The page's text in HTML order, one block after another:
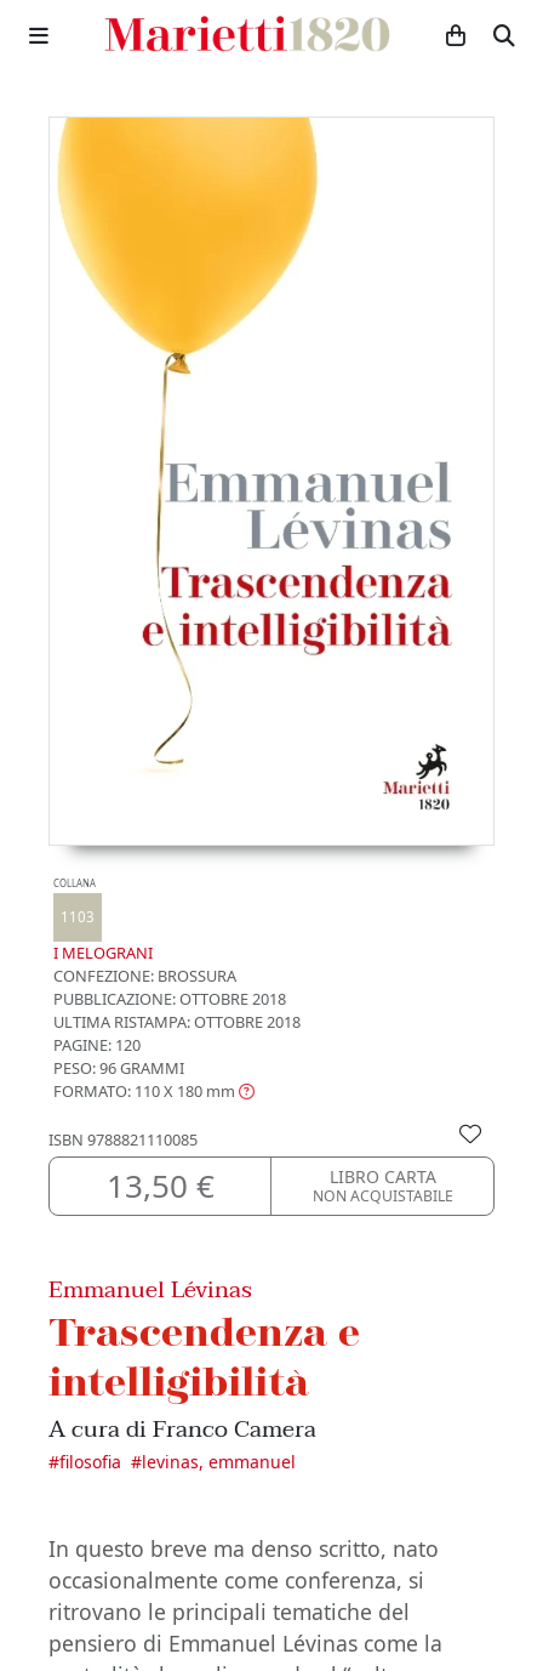
COLLANA
1103
I MELOGRANI
CONFEZIONE: BROSSURA
PUBBLICAZIONE:OTTOBRE 2018
ULTIMA RISTAMPA:OTTOBRE 2018
PAGINE: 120
PESO: 96 GRAMMI
FORMATO: 110 X 180 mm
ISBN 9788821110085
13,50 € LIBRO CARTA
NON ACQUISTABILE
Emmanuel Lévinas
Trascendenza e
intelligibilità
A cura di Franco Camera
#filosofia #levinas, emmanuel
In questo breve ma denso scritto, nato
occasionalmente come conferenza, si
ritrovano le principali tematiche del
pensiero di Emmanuel Lévinas come la